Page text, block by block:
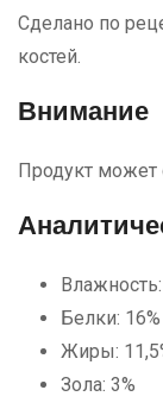
Сделано по
костей.
Внимание
Продукт может
Белки: 16%
Жиры:
Зола: 3%